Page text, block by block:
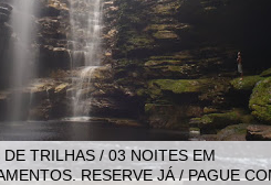
DE TRILHAS / 03 NOITES EM
RESERVE JÁ / PAGUE